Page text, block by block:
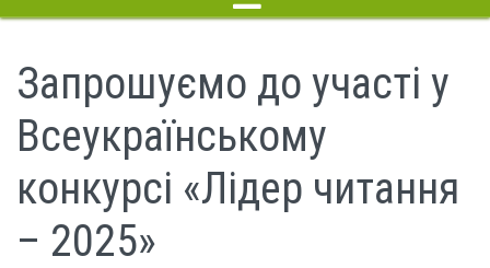
Запрошуємо до участі у
Всеукраїнському
конкурсі «Лідер читання
– 2025»